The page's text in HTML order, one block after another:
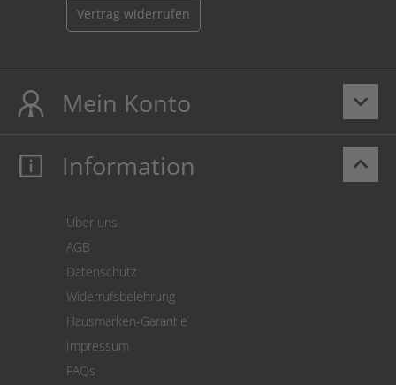
Vertrag widerrufen
keyboard_arrow_down
Mein Konto
Mein Konto
Cookie Einstellungen
keyboard_arrow_up
Information
Über uns
AGB
Datenschutz
Widerrufsbelehrung
Hausmarken-Garantie
Impressum
FAQs